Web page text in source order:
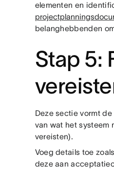
elementen en
belanghebbenden
Stap 5:
Deze sectie vormt
van wat het systeem
vereisten).
Voeg details toe
deze aan